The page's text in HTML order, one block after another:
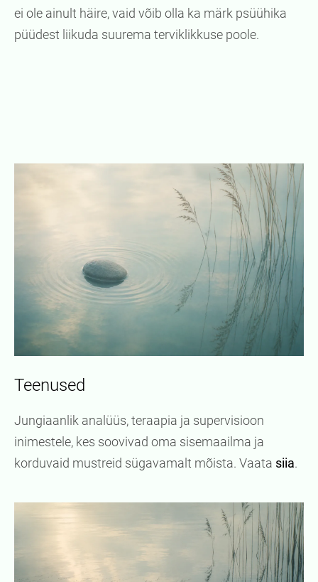
ei ole ainult häire, vaid võib olla ka märk psüühika
püüdest liikuda suurema terviklikkuse poole.
Teenused
Jungiaanlik analüüs, teraapia ja supervisioon
inimestele, kes soovivad oma sisemaailma ja
korduvaid mustreid sügavamalt mõista. Vaata siia.